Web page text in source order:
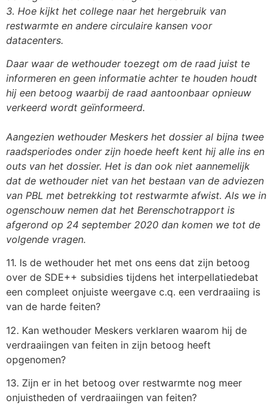
3. Hoe kijkt het college naar het hergebruik van
restwarmte en andere circulaire kansen voor
datacenters.
Daar waar de wethouder toezegt om de raad juist te
informeren en geen informatie achter te houden houdt
hij een betoog waarbij de raad aantoonbaar opnieuw
verkeerd wordt geïnformeerd.
Aangezien wethouder Meskers het dossier al bijna twee
raadsperiodes onder zijn hoede heeft kent hij alle ins en
outs van het dossier. Het is dan ook niet aannemelijk
dat de wethouder niet van het bestaan van de adviezen
van PBL met betrekking tot restwarmte afwist. Als we in
ogenschouw nemen dat het Berenschotrapport is
afgerond op 24 september 2020 dan komen we tot de
volgende vragen.
11. Is de wethouder het met ons eens dat zijn betoog
over de SDE++ subsidies tijdens het interpellatiedebat
een compleet onjuiste weergave c.q. een verdraaiing is
van de harde feiten?
12. Kan wethouder Meskers verklaren waarom hij de
verdraaiingen van feiten in zijn betoog heeft
opgenomen?
13. Zijn er in het betoog over restwarmte nog meer
onjuistheden of verdraaiingen van feiten?